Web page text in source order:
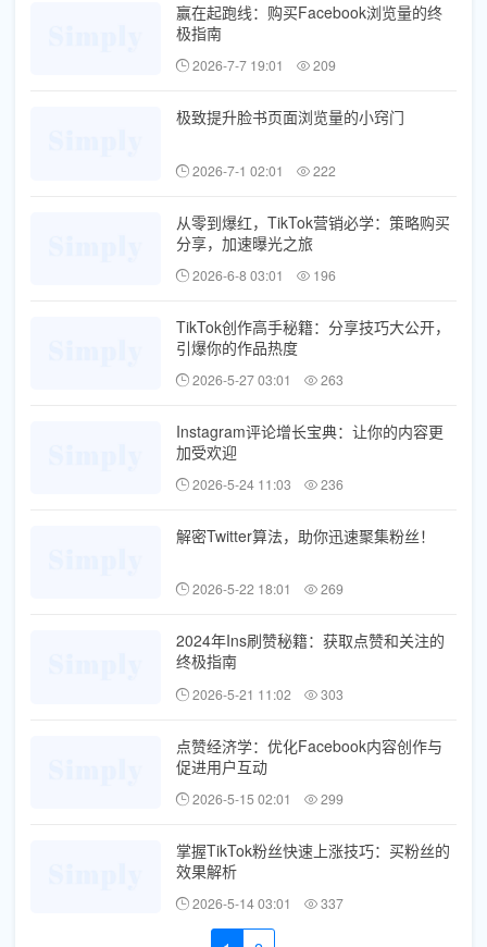
赢在起跑线：购买Facebook浏览量的终
极指南
2026-7-7 19:01 209
极致提升脸书页面浏览量的小窍门
2026-7-1 02:01 222
从零到爆红，TikTok营销必学：策略购买
分享，加速曝光之旅
2026-6-8 03:01 196
TikTok创作高手秘籍：分享技巧大公开，
引爆你的作品热度
2026-5-27 03:01 263
Instagram评论增长宝典：让你的内容更
加受欢迎
2026-5-24 11:03 236
解密Twitter算法，助你迅速聚集粉丝！
2026-5-22 18:01 269
2024年Ins刷赞秘籍：获取点赞和关注的
终极指南
2026-5-21 11:02 303
点赞经济学：优化Facebook内容创作与
促进用户互动
2026-5-15 02:01 299
掌握TikTok粉丝快速上涨技巧：买粉丝的
效果解析
2026-5-14 03:01 337